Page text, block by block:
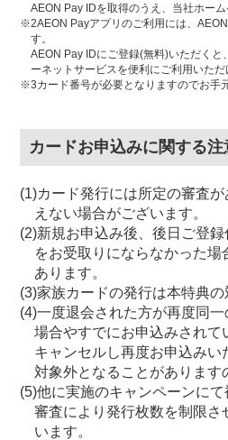
AEON Pay IDを取得のうえ、当社ホー
※2AEON Payアプリのご利用には、
す。
AEON Pay IDにご登録(無料)いただくと
ーネットサービスを便利にご利用いただ
※3カード番号が必要となりますのでお手
カードお申込みに関する注
(1)カード発行には所定の審査
えない場合がございます。
(2)新規お申込み後、後日ご登
をお受取りにならなかった
あります。
(3)家族カードの発行は本特典の
(4)一度退会された方が再度同
場合やすでにお申込みされて
キャンセルし再度お申込み
対象外となることがあります
(5)他に実施のキャンペーンにて
審査により発行枚数を制限さ
います。